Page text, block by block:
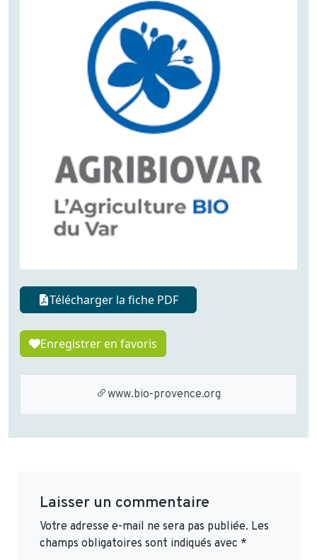
Télécharger la fiche PDF
Enregistrer en favoris
www.bio-provence.org
Laisser un commentaire
Votre adresse e-mail ne sera pas publiée. Les
champs obligatoires sont indiqués avec *